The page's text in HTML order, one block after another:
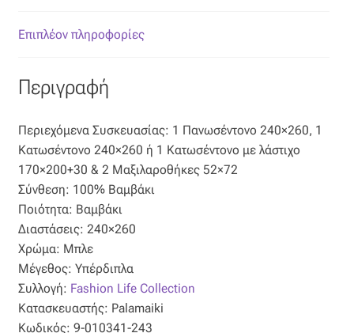
Όροι Χρήσης
ΠΙΣΤΟΠΟΙΗΣΕΙΣ ΧΑΛΙΩΝ COLORE COLORI
Πληρωμές
Ραντεβού
Ταμείο
Επιπλέον πληροφορίες
Περιγραφή
Περιεχόμενα Συσκευασίας: 1 Πανωσέντονο 240×260, 1
Κατωσέντονο 240×260 ή 1 Κατωσέντονο με λάστιχο
170×200+30 & 2 Μαξιλαροθήκες 52×72
Σύνθεση: 100% Βαμβάκι
Ποιότητα: Βαμβάκι
Διαστάσεις: 240×260
Χρώμα: Μπλε
Μέγεθος: Υπέρδιπλα
Συλλογή: Fashion Life Collection
Κατασκευαστής: Palamaiki
Κωδικός: 9-010341-243